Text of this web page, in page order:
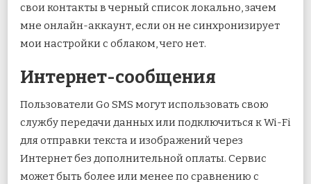
свои контакты в черный список локально, зачем
мне онлайн-аккаунт, если он не синхронизирует
мои настройки с облаком, чего нет.
Интернет-сообщения
Пользователи Go SMS могут использовать свою
службу передачи данных или подключиться к Wi-Fi
для отправки текста и изображений через
Интернет без дополнительной оплаты. Сервис
может быть более или менее по сравнению с